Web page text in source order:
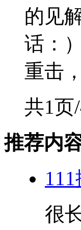
的见
话：
重击
共1页
推荐内
很